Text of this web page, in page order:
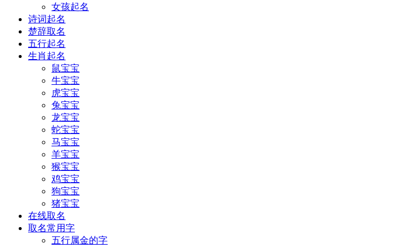
女孩起名
诗词起名
楚辞取名
五行起名
生肖起名
鼠宝宝
牛宝宝
虎宝宝
兔宝宝
龙宝宝
蛇宝宝
马宝宝
羊宝宝
猴宝宝
鸡宝宝
狗宝宝
猪宝宝
在线取名
取名常用字
五行属金的字